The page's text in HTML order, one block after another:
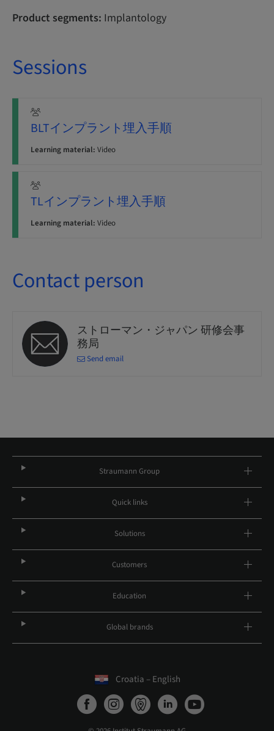
Product segments: Implantology
Sessions
BLTインプラント埋入手順
Learning material: Video
TLインプラント埋入手順
Learning material: Video
Contact person
ストローマン・ジャパン 研修会事
務局
Send email
Straumann Group
Quick links
Solutions
Customers
Education
Global brands
Croatia – English